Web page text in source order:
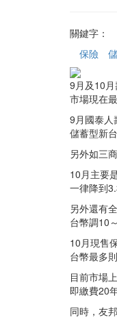
關鍵字：
保險
9月及10
市場現在
9月國泰人
儲蓄型新
另外如三
10月主要
一律降到
另外還有
台幣調10
10月現售
台幣最多
目前市場
即繳費20
同時，友